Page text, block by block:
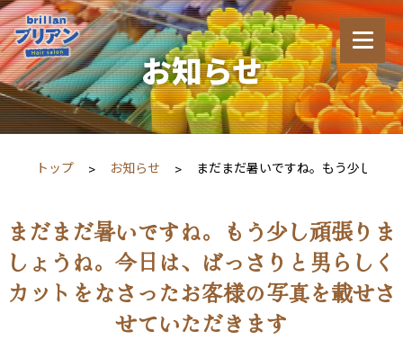
お知らせ
トップ お知らせ まだまだ暑いですね。もう少し頑
まだまだ暑いですね。もう少し頑張りま
しょうね。今日は、ばっさりと男らしく
カットをなさったお客様の写真を載せさ
せていただきます